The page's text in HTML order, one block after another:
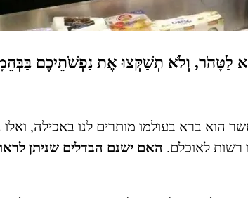
לַטָּהֹר, וְלֹא תְשַׁקְּצוּ אֶת נַפְשֹׁתֵיכֶם
הוא ברא בעולמו מותרים לנו באכילה,
רשות לאוכלם. האם ישנם הבדלים שניתן